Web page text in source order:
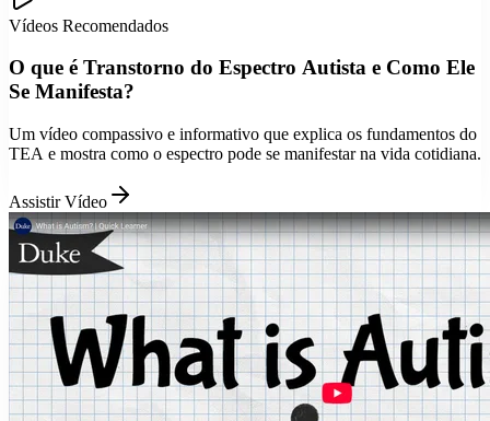
Vídeos Recomendados
O que é Transtorno do Espectro Autista e Como Ele
Se Manifesta?
Um vídeo compassivo e informativo que explica os fundamentos do
TEA e mostra como o espectro pode se manifestar na vida cotidiana.
Assistir Vídeo